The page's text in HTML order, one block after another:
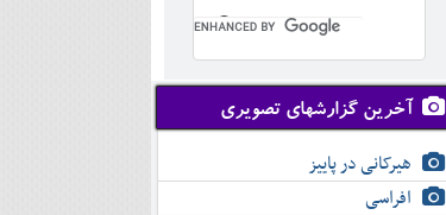
آخرین گزارشهای تصویری
هیرکانی در پاییز
افراسی